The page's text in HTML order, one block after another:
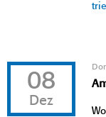
08
Dez